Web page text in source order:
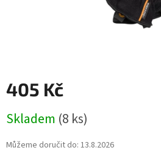
405 Kč
cena:
Skladem (8 ks)
Můžeme doručit do: 13.8.2026